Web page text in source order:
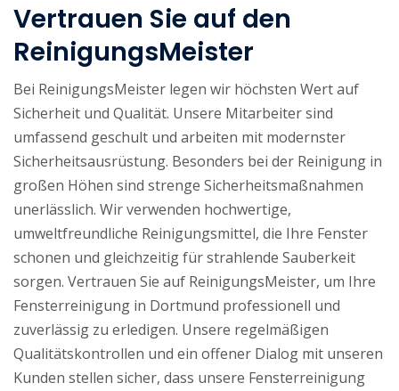
Vertrauen Sie auf den
ReinigungsMeister
Bei ReinigungsMeister legen wir höchsten Wert auf
Sicherheit und Qualität. Unsere Mitarbeiter sind
umfassend geschult und arbeiten mit modernster
Sicherheitsausrüstung. Besonders bei der Reinigung in
großen Höhen sind strenge Sicherheitsmaßnahmen
unerlässlich. Wir verwenden hochwertige,
umweltfreundliche Reinigungsmittel, die Ihre Fenster
schonen und gleichzeitig für strahlende Sauberkeit
sorgen. Vertrauen Sie auf ReinigungsMeister, um Ihre
Fensterreinigung in Dortmund professionell und
zuverlässig zu erledigen. Unsere regelmäßigen
Qualitätskontrollen und ein offener Dialog mit unseren
Kunden stellen sicher, dass unsere Fensterreinigung